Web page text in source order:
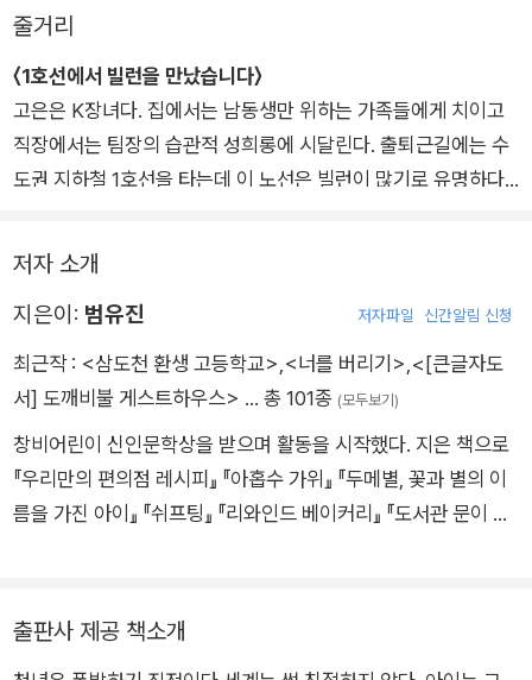
이지는 몸에 딱 붙은 교복 상의를 잡아당기며 투덜거렸다. 이지
의 날개는 내 것보다 약간 더 크다.
깃털도 더 풍성해서, 보호대를 차면 거의 티가 나지않는 나와
는 달리 동생의 등은 약간 불룩해진다. 날개를 묶을 때마다 나
힘. 날개를 가진 두 사람 중 한 명만이 힘을 이어받는다.
줄거리
〈1호선에서 빌런을 만났습니다〉
고은은 K장녀다. 집에서는 남동생만 위하는 가족들에게 치이고
직장에서는 팀장의 습관적 성희롱에 시달린다. 출퇴근길에는 수
도권 지하철 1호선을 타는데 이 노선은 빌런이 많기로 유명하다.
투명한 병에 담긴 씨앗을 받는다. 수수께끼의 씨앗이 싹을 틔우고
놀라운 속도로 자라는 동안, 고은을 비롯해 부당함을 참고 견디며
오랜 시간을 보낸 이들은 변화를 꾀하기 시작한다.
쌍둥이 자매 이나와 이지의 등에는 날개가 있다. 날개가 있다는
것은 부모 세대에게서 특별한 힘을 이어받을 가능성이 있다는 뜻
이지만 이나와 이지는 이를 과시하기는커녕 날개를 숨긴 채로 지
게 돈을 빌려주면서 판을 키우고 추종자를 거느린다. 서혁이 이지
저자 소개
지은이: 범유진 저자파일 신간알림 신청
최근작 : <삼도천 환생 고등학교> <너를 버리기> <[큰글자도
서] 도깨비불 게스트하우스> … 총 101종 (모두보기)
창비어린이 신인문학상을 받으며 활동을 시작했다. 지은 책으로
『우리만의 편의점 레시피』 『아홉수 가위』 『두메별, 꽃과 별의 이
름을 가진 아이』 『쉬프팅』 『리와인드 베이커리』 『도서관 문이 열
다.
출판사 제공 책소개